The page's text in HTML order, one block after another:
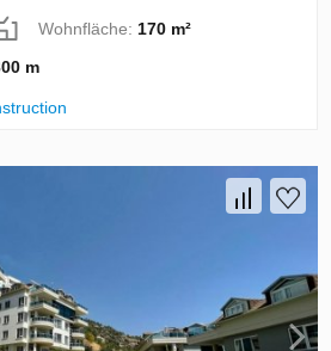
Wohnfläche:170 m²
m